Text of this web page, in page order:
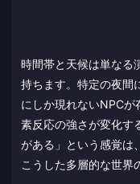
時間帯と天候は単なる
持ちます。特定の夜間
にしか現れないNPC
素反応の強さが変化す
がある」という感覚は
こうした多層的な世界